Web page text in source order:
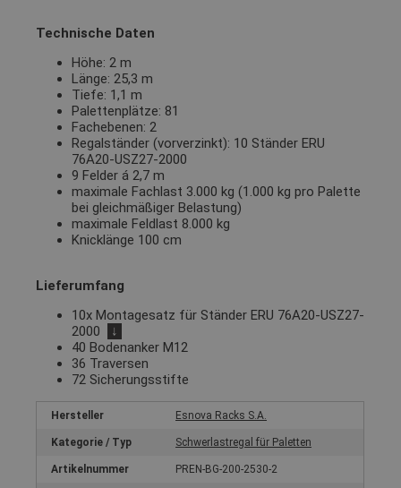
Technische Daten
Höhe: 2 m
Länge: 25,3 m
Tiefe: 1,1 m
Palettenplätze: 81
Fachebenen: 2
Regalständer (vorverzinkt): 10 Ständer ERU
76A20-USZ27-2000
9 Felder á 2,7 m
maximale Fachlast 3.000 kg (1.000 kg pro Palette
bei gleichmäßiger Belastung)
maximale Feldlast 8.000 kg
Knicklänge 100 cm
Lieferumfang
10x Montagesatz für Ständer ERU 76A20-USZ27-
2000
↓
40 Bodenanker M12
36 Traversen
72 Sicherungsstifte
Hersteller Esnova Racks S.A.
Kategorie / Typ Schwerlastregal für Paletten
Artikelnummer PREN-BG-200-2530-2